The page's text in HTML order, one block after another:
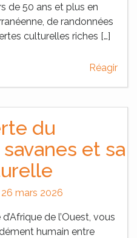
de 50 ans et plus en
de randonnées
culturelles riches […]
Réagir
du
et sa
26 mars 2026
de l’Ouest, vous
humain entre